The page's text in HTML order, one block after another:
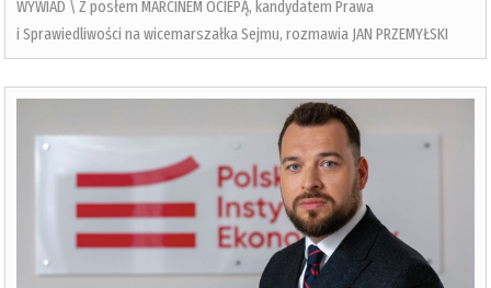
WYWIAD \ Z posłem MARCINEM OCIEPĄ, kandydatem Prawa
i Sprawiedliwości na wicemarszałka Sejmu, rozmawia JAN PRZEMYŁSKI